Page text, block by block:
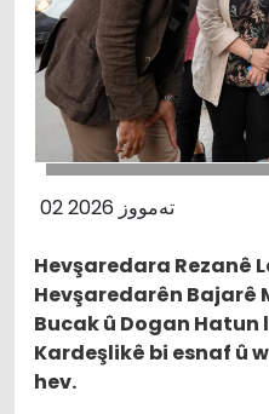
02 تەمووز 2026
Hevşaredara Rezanê
Hevşaredarên Bajarê
Bucak û Dogan Hatun
Kardeşlikê bi esnaf û
hev.